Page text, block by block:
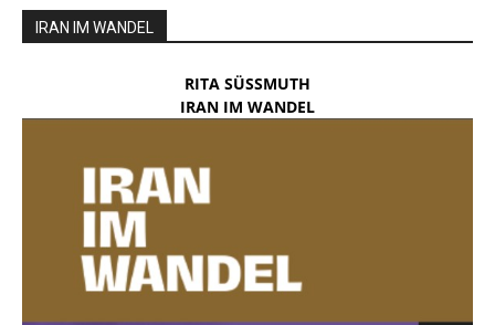
IRAN IM WANDEL
RITA SÜSSMUTH
IRAN IM WANDEL